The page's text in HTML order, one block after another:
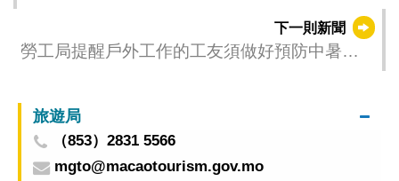
下一則新聞
勞工局提醒戶外工作的工友須做好預防中暑的
旅遊局
（853）2831 5566
mgto@macaotourism.gov.mo